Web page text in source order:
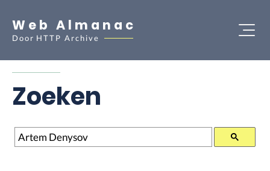
Web Almanac
Door HTTP Archive
Zoeken
Zoeken